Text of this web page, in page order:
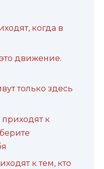
когда в
движение.
только здесь
к
к тем, кто